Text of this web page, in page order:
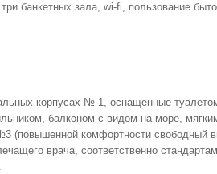
банкетных зала, wi-fi, пользование
корпусах № 1, оснащенные
балконом с видом на море,
(повышенной комфортности свободный
врача, соответственно